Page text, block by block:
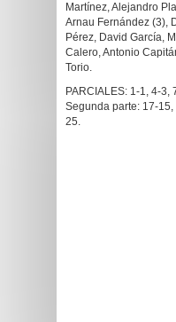
Martínez, Alejandro
Arnau Fernández (3),
Pérez, David García,
Calero, Antonio
Torio.
PARCIALES: 1-1, 4-3,
Segunda parte: 17-
25.